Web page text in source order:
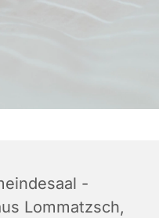
-
Lommatzsch,